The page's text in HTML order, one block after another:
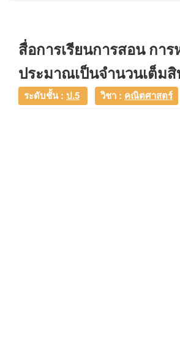
สื่อการเรียนการสอน การ
ประมาณเป็นจำนวนเต็มสิ
ระดับชั้น : ป.5 วิชา : คณิตศาสตร์